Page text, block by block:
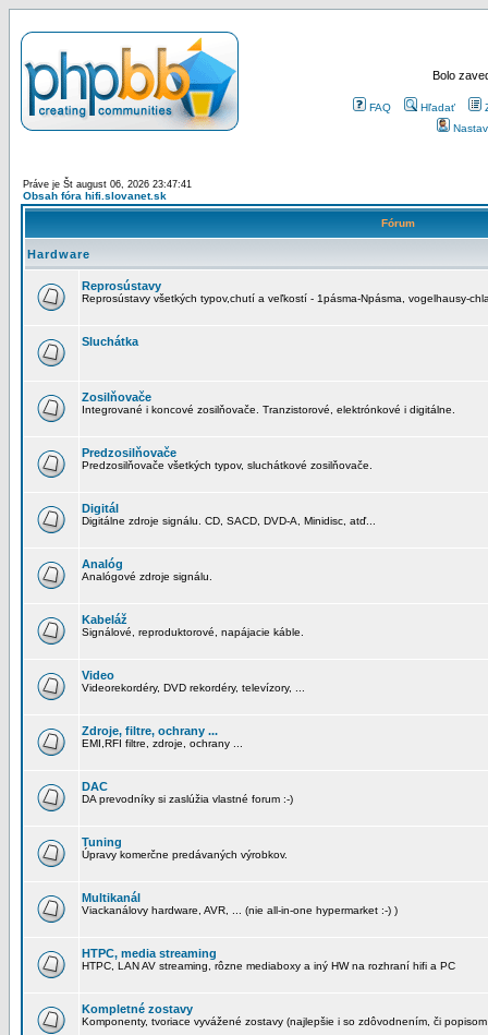
Bolo
FAQ Hľadať
Práve je Št august 06, 2026 23:47:41
Obsah fóra hifi.slovanet.sk
Fórum
Hardware
Reprosústavy
Reprosústavy všetkých typov,chutí a veľkostí - 1pásma-Npásma, vogelhausy-
Sluchátka
Zosilňovače
Integrované i koncové zosilňovače. Tranzistorové, elektrónkové i digitálne.
Predzosilňovače
Predzosilňovače všetkých typov, sluchátkové zosilňovače.
Digitál
Digitálne zdroje signálu. CD, SACD, DVD-A, Minidisc, atď...
Analóg
Analógové zdroje signálu.
Kabeláž
Signálové, reproduktorové, napájacie káble.
Video
Videorekordéry, DVD rekordéry, televízory, ...
Zdroje, filtre, ochrany ...
EMI,RFI filtre, zdroje, ochrany ...
DAC
DA prevodníky si zaslúžia vlastné forum :-)
Tuning
Úpravy komerčne predávaných výrobkov.
Multikanál
Viackanálovy hardware, AVR, ... (nie all-in-one hypermarket :-) )
HTPC, media streaming
HTPC, LAN AV streaming, rôzne mediaboxy a iný HW na rozhraní hifi a PC
Kompletné zostavy
Komponenty, tvoriace vyvážené zostavy (najlepšie i so zdôvodnením, či